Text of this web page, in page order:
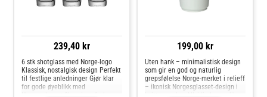
239,40 kr
6 stk shotglass med Norge-logo
Klassisk, nostalgisk design Perfekt
til festlige anledninger Gjør klar
for gode øyeblikk med
199,00 kr
Uten hank – minimalistisk design
som gir en god og naturlig
grepsfølelse Norge-merket i relieff
– ikonisk Norgesglasset-design i